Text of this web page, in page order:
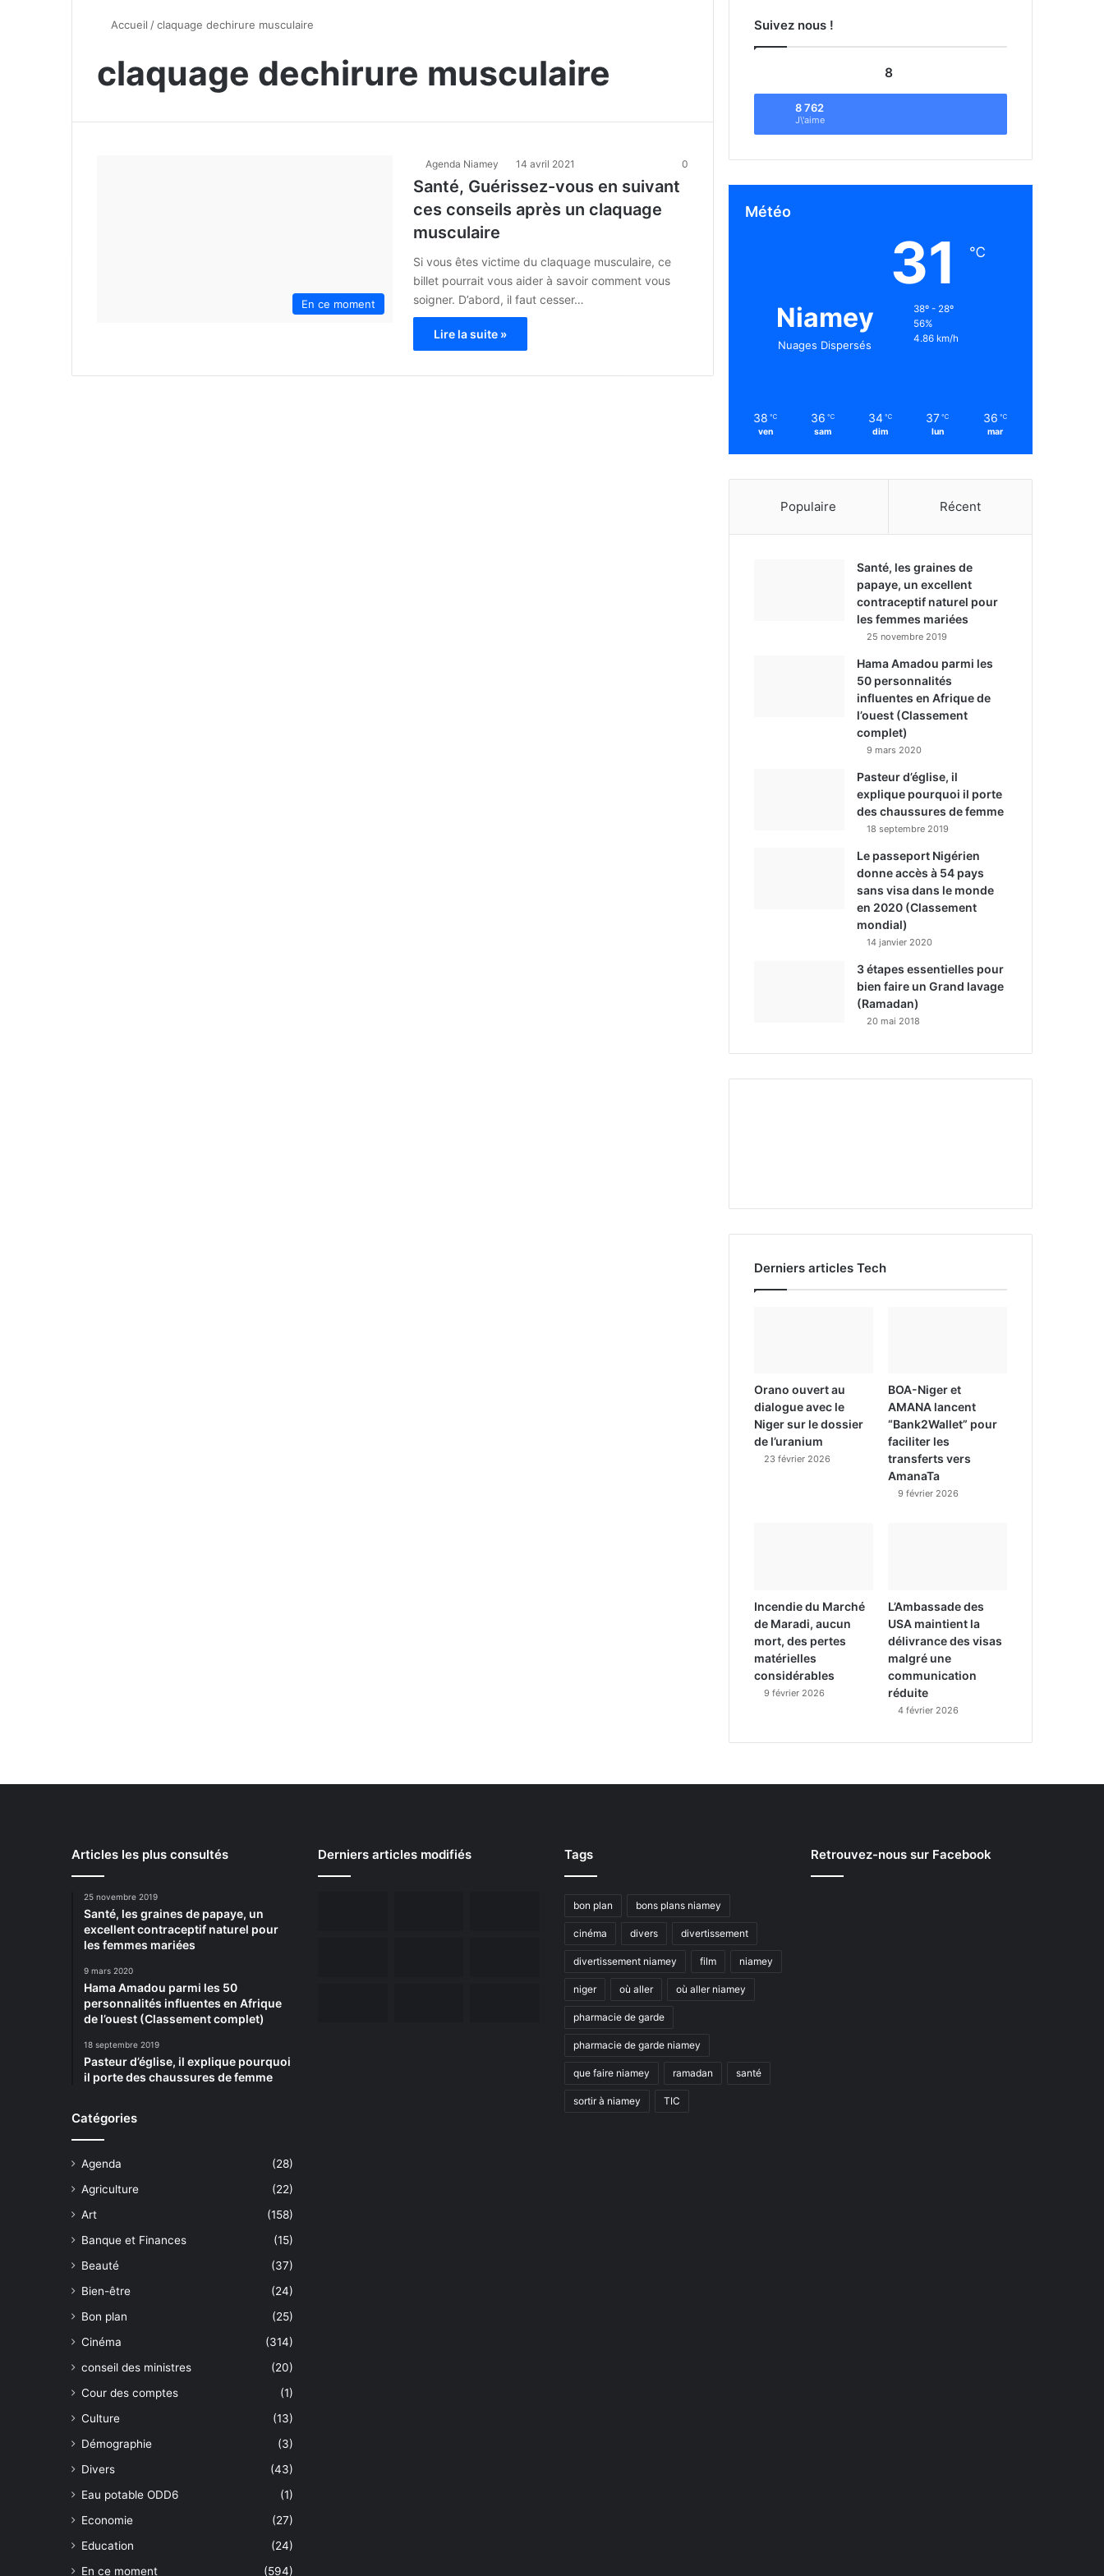
Accueil /claquage dechirure musculaire
claquage dechirure musculaire
En ce moment
Agenda Niamey 14 avril 2021 0
Santé, Guérissez-vous en suivant
ces conseils après un claquage
musculaire
Si vous êtes victime du claquage musculaire, ce
billet pourrait vous aider à savoir comment vous
soigner. D’abord, il faut cesser…
Lire la suite »
Suivez nous !
8
8 762
J\'aime
Météo
Niamey
Nuages Dispersés
31 ℃
38º - 28º
56%
4.86 km/h
38 ℃
ven
36 ℃
sam
34 ℃
dim
37 ℃
lun
36 ℃
mar
Populaire Récent
Santé, les graines de
papaye, un excellent
contraceptif naturel pour
les femmes mariées
25 novembre 2019
Hama Amadou parmi les
50 personnalités
influentes en Afrique de
l’ouest (Classement
complet)
9 mars 2020
Pasteur d’église, il
explique pourquoi il porte
des chaussures de femme
18 septembre 2019
Le passeport Nigérien
donne accès à 54 pays
sans visa dans le monde
en 2020 (Classement
mondial)
14 janvier 2020
3 étapes essentielles pour
bien faire un Grand lavage
(Ramadan)
20 mai 2018
Derniers articles Tech
Orano ouvert au
dialogue avec le
Niger sur le dossier
de l’uranium
23 février 2026
BOA-Niger et
AMANA lancent
“Bank2Wallet” pour
faciliter les
transferts vers
AmanaTa
9 février 2026
Incendie du Marché
de Maradi, aucun
mort, des pertes
matérielles
considérables
9 février 2026
L’Ambassade des
USA maintient la
délivrance des visas
malgré une
communication
réduite
4 février 2026
Articles les plus consultés
25 novembre 2019
Santé, les graines de papaye, un
excellent contraceptif naturel pour
les femmes mariées
9 mars 2020
Hama Amadou parmi les 50
personnalités influentes en Afrique
de l’ouest (Classement complet)
18 septembre 2019
Pasteur d’église, il explique pourquoi
il porte des chaussures de femme
Catégories
Agenda
(28)
Agriculture
(22)
Art
(158)
Banque et Finances
(15)
Beauté
(37)
Bien-être
(24)
Bon plan
(25)
Cinéma
(314)
conseil des ministres
(20)
Cour des comptes
(1)
Culture
(13)
Démographie
(3)
Divers
(43)
Eau potable ODD6
(1)
Economie
(27)
Education
(24)
En ce moment
(594)
Derniers articles modifiés Tags
bon plan bons plans niamey
cinéma divers divertissement
divertissement niamey film niamey
niger où aller où aller niamey
pharmacie de garde
pharmacie de garde niamey
que faire niamey ramadan santé
sortir à niamey TIC
Retrouvez-nous sur Facebook